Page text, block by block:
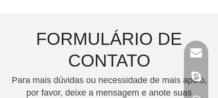
FORMULÁRIO DE
CONTATO
Para mais dúvidas ou necessidade de mais apoio,
por favor, deixe a mensagem e anote suas